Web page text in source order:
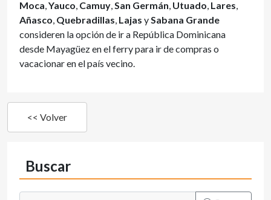
Moca,Yauco, Camuy,San Germán, Utuado, Lares,
Añasco, Quebradillas, Lajas ySabana Grande
consideren la opción de ir a República Dominicana
desde Mayagüez en el ferry para ir de compras o
vacacionar en el país vecino.
<< Volver
Buscar